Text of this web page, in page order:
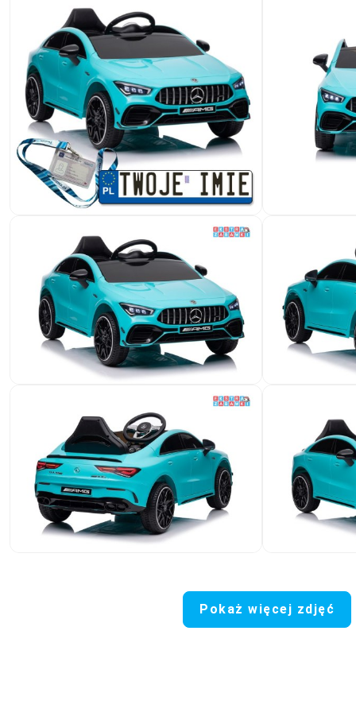
Pokaż więcej zdjęć